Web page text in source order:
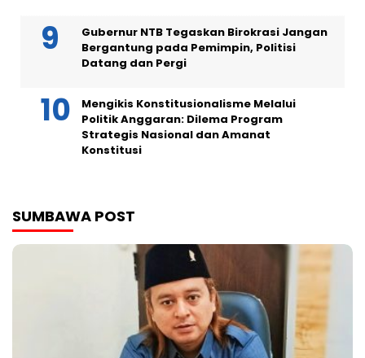
Gubernur NTB Tegaskan Birokrasi Jangan
Bergantung pada Pemimpin, Politisi
Datang dan Pergi
Mengikis Konstitusionalisme Melalui
Politik Anggaran: Dilema Program
Strategis Nasional dan Amanat
Konstitusi
SUMBAWA POST